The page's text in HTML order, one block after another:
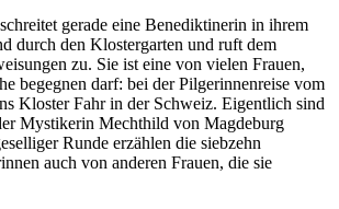
gerade eine Benediktinerin in ihrem
durch den Klostergarten und ruft dem
zu. Sie ist eine von vielen Frauen,
begegnen darf: bei der Pilgerinnenreise vom
Kloster Fahr in der Schweiz. Eigentlich sind
Mystikerin Mechthild von Magdeburg
Runde erzählen die siebzehn
auch von anderen Frauen, die sie